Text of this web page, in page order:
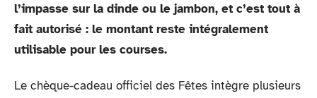
l’impasse sur la dinde ou le jambon, et c’est tout à
fait autorisé : le montant reste intégralement
utilisable pour les courses.
Le chèque-cadeau officiel des Fêtes intègre plusieurs